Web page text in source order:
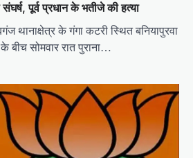
पूर्व प्रधान के भतीजे की हत्या
थानाक्षेत्र के गंगा कटरी स्थित बनियापुरवा
बीच सोमवार रात पुराना…